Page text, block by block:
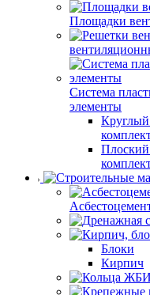
Площадки
Система
элементы
Блоки
Кирпич